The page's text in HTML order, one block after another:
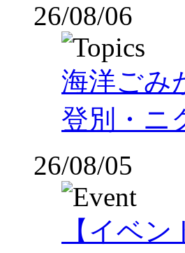
26/08/06
海洋ご
登別・ニ
26/08/05
【イベ